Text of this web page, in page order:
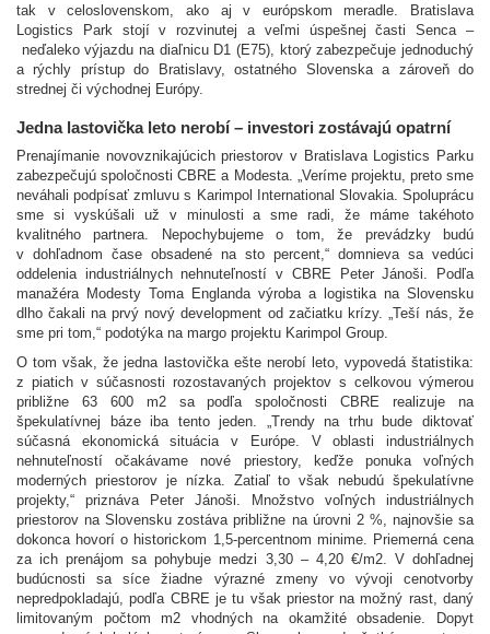
tak v celoslovenskom, ako aj v európskom meradle. Bratislava
Logistics Park stojí v rozvinutej a veľmi úspešnej časti Senca –
neďaleko výjazdu na diaľnicu D1 (E75), ktorý zabezpečuje jednoduchý
a rýchly prístup do Bratislavy, ostatného Slovenska a zároveň do
strednej či východnej Európy.
Jedna lastovička leto nerobí – investori zostávajú opatrní
Prenajímanie novovznikajúcich priestorov v Bratislava Logistics Parku
zabezpečujú spoločnosti CBRE a Modesta. „Veríme projektu, preto sme
neváhali podpísať zmluvu s Karimpol International Slovakia. Spoluprácu
sme si vyskúšali už v minulosti a sme radi, že máme takéhoto
kvalitného partnera. Nepochybujeme o tom, že prevádzky budú
v dohľadnom čase obsadené na sto percent,“ domnieva sa vedúci
oddelenia industriálnych nehnuteľností v CBRE Peter Jánoši. Podľa
manažéra Modesty Toma Englanda výroba a logistika na Slovensku
dlho čakali na prvý nový development od začiatku krízy. „Teší nás, že
sme pri tom,“ podotýka na margo projektu Karimpol Group.
O tom však, že jedna lastovička ešte nerobí leto, vypovedá štatistika:
z piatich v súčasnosti rozostavaných projektov s celkovou výmerou
približne 63 600 m2 sa podľa spoločnosti CBRE realizuje na
špekulatívnej báze iba tento jeden. „Trendy na trhu bude diktovať
súčasná ekonomická situácia v Európe. V oblasti industriálnych
nehnuteľností očakávame nové priestory, keďže ponuka voľných
moderných priestorov je nízka. Zatiaľ to však nebudú špekulatívne
projekty,“ priznáva Peter Jánoši. Množstvo voľných industriálnych
priestorov na Slovensku zostáva približne na úrovni 2 %, najnovšie sa
dokonca hovorí o historickom 1,5-percentnom minime. Priemerná cena
za ich prenájom sa pohybuje medzi 3,30 – 4,20 €/m2. V dohľadnej
budúcnosti sa síce žiadne výrazné zmeny vo vývoji cenotvorby
nepredpokladajú, podľa CBRE je tu však priestor na možný rast, daný
limitovaným počtom m2 vhodných na okamžité obsadenie. Dopyt